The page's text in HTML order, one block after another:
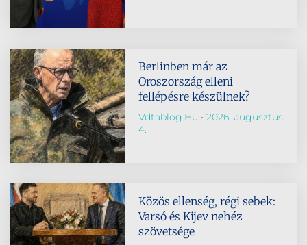
Berlinben már az
Oroszország elleni
fellépésre készülnek?
Vdtablog.hu
2026. augusztus
4.
Közös ellenség, régi sebek:
Varsó és Kijev nehéz
szövetsége